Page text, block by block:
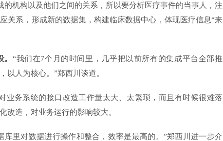
的机构以及他们之间的关系，所以要分析医疗事件的当事人，注
关系，形成新的数据集，构建临床数据中心，体现医疗信息“来
“我们在7个月的时间里，几乎把以前所有的集成平台全部推
以人为核心。”郑西川谈道。
业务系统的接口改造工作量太大、太繁琐，而且有时候很难落
改造，对业务运行的影响较大。
里对数据进行操作和整合，效率是最高的。”郑西川进一步介